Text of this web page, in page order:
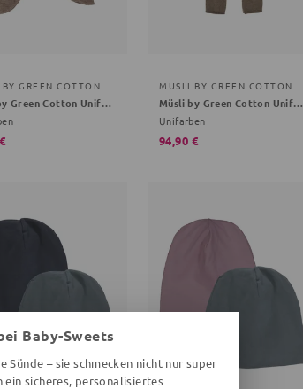
GREEN COTTON
Müsli by Green Cotton Unifarben braun 92/98
MÜSLI BY GREEN COTTON
Müsli by Green Cotton Unifarben dunkelbraun 92/98
Unifarben
94,90 €
Baby-Sweets
– sie schmecken nicht nur super
sicheres, personalisiertes